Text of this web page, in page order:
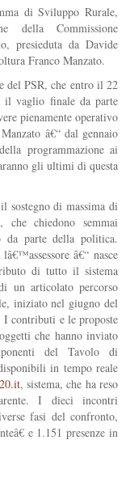
di Sviluppo Rurale,
della Commissione
presieduta da Davide
Franco Manzato.
del PSR, che entro il 22
il vaglio finale da parte
pienamente operativo
â€“ dal gennaio
programmazione ai
gli ultimi di questa
sostegno di massima di
che chiedono semmai
da parte della politica.
â€“ nasce
di tutto il sistema
un articolato percorso
iniziato nel giugno del
I contributi e le proposte
che hanno inviato
del Tavolo di
in tempo reale
, sistema, che ha reso
I dieci incontri
fasi del confronto,
e 1.151 presenze in